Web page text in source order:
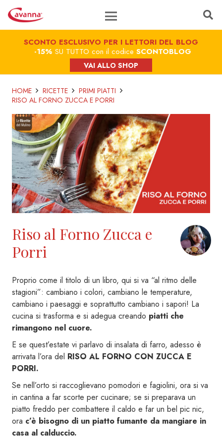
SCONTO ESCLUSIVO PER I LETTORI DEL BLOG
-15% SU TUTTO con il codice SCONTOBLOG
VAI ALLO SHOP
HOME RICETTE
PRIMI PIATTI
RISO AL FORNO ZUCCA E PORRI
Riso al Forno Zucca e
Porri
Proprio come il titolo di un libro, qui si va “al ritmo delle
stagioni”: cambiano i colori, cambiano le temperature,
cambiano i paesaggi e soprattutto cambiano i sapori! La
cucina si trasforma e si adegua creando piatti che
rimangono nel cuore.
E se quest’estate vi parlavo di insalata di farro, adesso è
arrivata l’ora del RISO AL FORNO CON ZUCCA E
PORRI.
Se nell’orto si raccoglievano pomodori e fagiolini, ora si va
in cantina a far scorte per cucinare; se si preparava un
piatto freddo per combattere il caldo e far un bel pic nic,
ora c’è bisogno di un piatto fumante da mangiare in
casa al calduccio.